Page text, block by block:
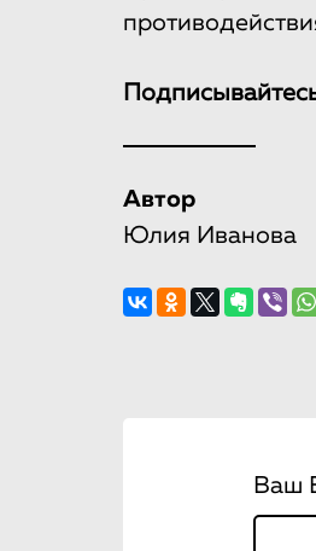
Автор
Юлия Иванова
Ваш